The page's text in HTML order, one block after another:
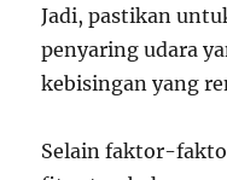
Jadi, pastikan
penyaring udara
kebisingan yang
Selain faktor-